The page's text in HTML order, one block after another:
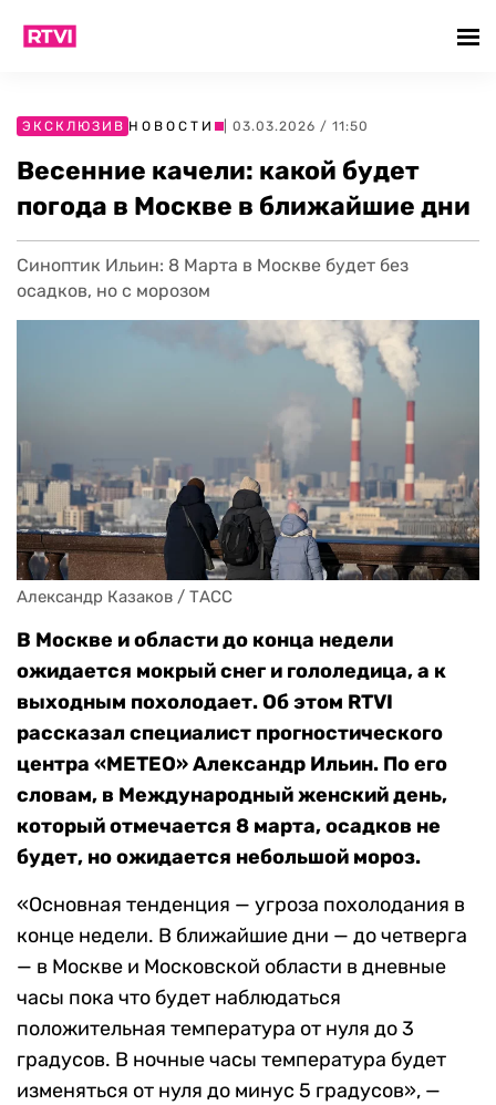
ЭКСКЛЮЗИВ НОВОСТИ | 03.03.2026 / 11:50
Весенние качели: какой будет
погода в Москве в ближайшие дни
Синоптик Ильин: 8 Марта в Москве будет без
осадков, но с морозом
Александр Казаков / ТАСС
В Москве и области до конца недели
ожидается мокрый снег и гололедица, а к
выходным похолодает. Об этом RTVI
рассказал специалист прогностического
центра «МЕТЕО» Александр Ильин. По его
словам, в Международный женский день,
который отмечается 8 марта, осадков не
будет, но ожидается небольшой мороз.
«Основная тенденция — угроза похолодания в
конце недели. В ближайшие дни — до четверга
— в Москве и Московской области в дневные
часы пока что будет наблюдаться
положительная температура от нуля до 3
градусов. В ночные часы температура будет
изменяться от нуля до минус 5 градусов», —